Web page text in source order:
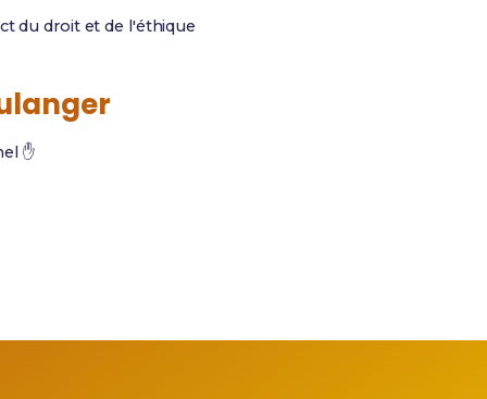
du droit et de l'éthique
✋